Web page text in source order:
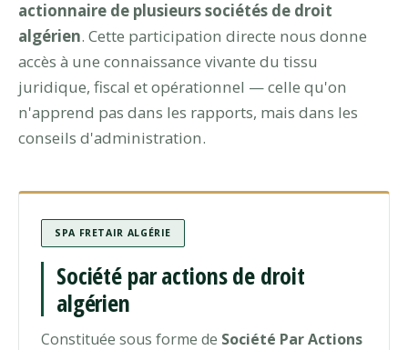
actionnaire de plusieurs sociétés de droit
algérien. Cette participation directe nous donne
accès à une connaissance vivante du tissu
juridique, fiscal et opérationnel — celle qu'on
n'apprend pas dans les rapports, mais dans les
conseils d'administration.
SPA FRETAIR ALGÉRIE
Société par actions de droit
algérien
Constituée sous forme de Société Par Actions